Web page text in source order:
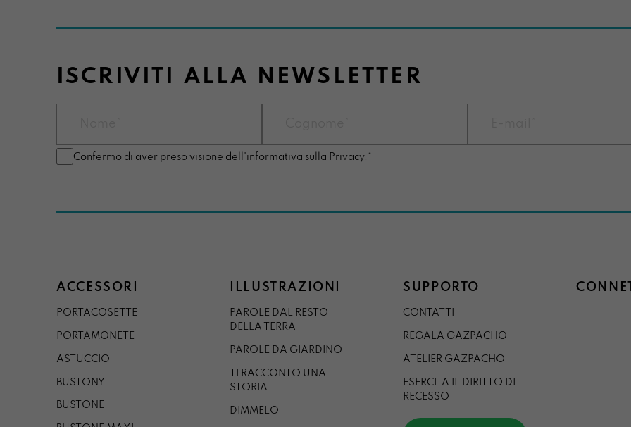
ISCRIVITI ALLA NEWSLETTER
Confermo di aver preso visione dell'informativa sulla Privacy.*
ACCESSORI
PORTACOSETTE
PORTAMONETE
ASTUCCIO
BUSTONY
BUSTONE
ILLUSTRAZIONI
PAROLE DAL RESTO
DELLA TERRA
PAROLE DA GIARDINO
TI RACCONTO UNA
STORIA
DIMMELO
SUPPORTO
CONTATTI
REGALA GAZPACHO
ATELIER GAZPACHO
ESERCITA IL DIRITTO DI
RECESSO